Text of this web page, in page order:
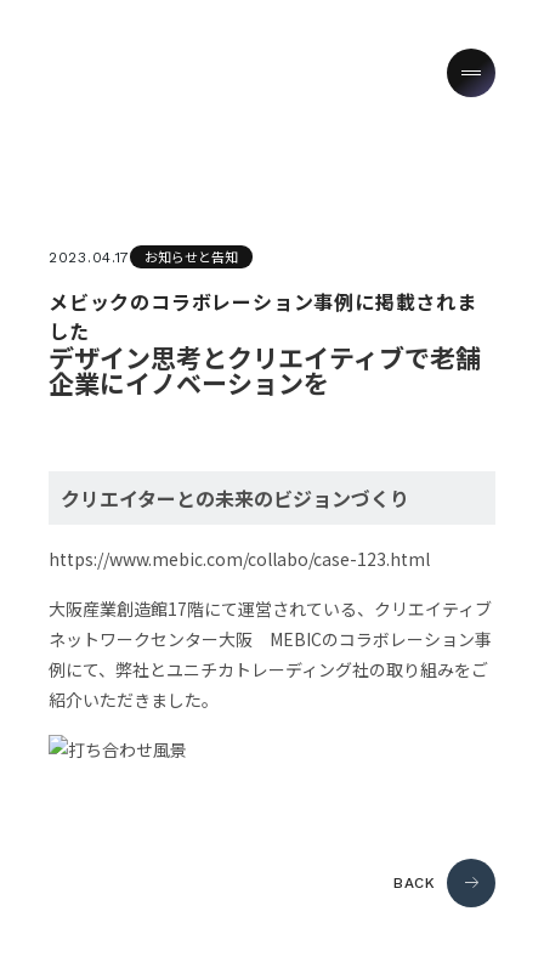
2023.04.17 お知らせと告知
メビックのコラボレーション事例に掲載されま
した
デザイン思考とクリエイティブで老舗
企業にイノベーションを
クリエイターとの未来のビジョンづくり
https://www.mebic.com/collabo/case-123.html
大阪産業創造館17階にて運営されている、クリエイティブ
ネットワークセンター大阪 MEBICのコラボレーション事
例にて、弊社とユニチカトレーディング社の取り組みをご
紹介いただきました。
BACK